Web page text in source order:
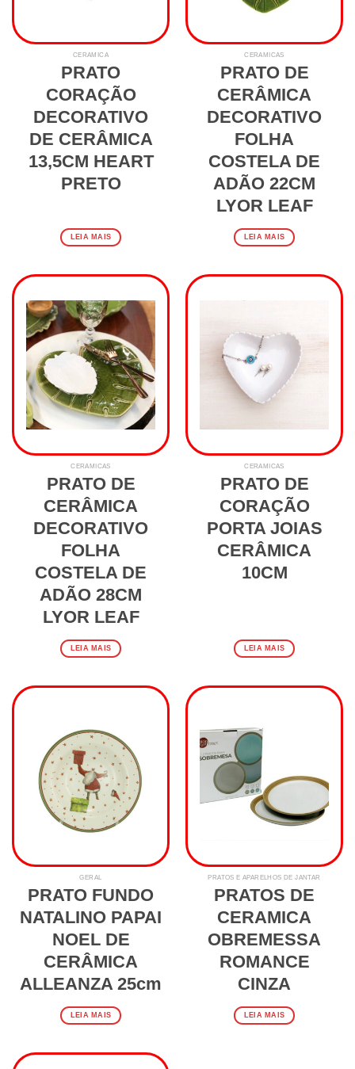
CERAMICA
PRATO
CORAÇÃO
DECORATIVO
DE CERÂMICA
13,5CM HEART
PRETO
LEIA MAIS
CERAMICAS
PRATO DE
CERÂMICA
DECORATIVO
FOLHA
COSTELA DE
ADÃO 22CM
LYOR LEAF
LEIA MAIS
CERAMICAS
PRATO DE
CERÂMICA
DECORATIVO
FOLHA
COSTELA DE
ADÃO 28CM
LYOR LEAF
LEIA MAIS
CERAMICAS
PRATO DE
CORAÇÃO
PORTA JOIAS
CERÂMICA
10CM
LEIA MAIS
GERAL
PRATO FUNDO
NATALINO PAPAI
NOEL DE
CERÂMICA
ALLEANZA 25cm
LEIA MAIS
PRATOS E APARELHOS DE JANTAR
PRATOS DE
CERAMICA
OBREMESSA
ROMANCE
CINZA
LEIA MAIS